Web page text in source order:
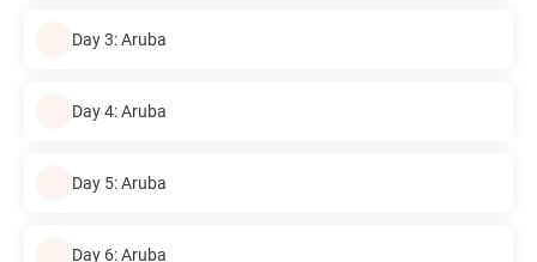
Day 3: Aruba
Day 4: Aruba
Day 5: Aruba
Day 6: Aruba